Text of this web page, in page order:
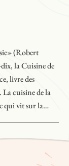
(Robert
livre des
cuisine de la
qui vit sur la
qui l’entourent
de
et de